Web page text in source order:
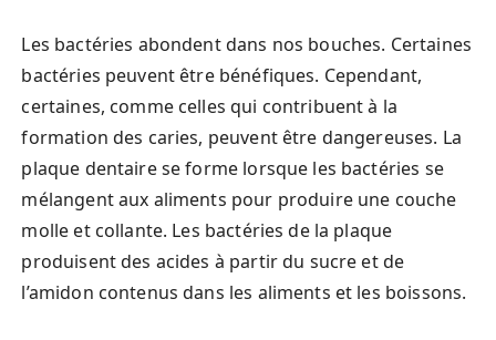
Les bactéries abondent dans nos bouches. Certaines
bactéries peuvent être bénéfiques. Cependant,
certaines, comme celles qui contribuent à la
formation des caries, peuvent être dangereuses. La
plaque dentaire se forme lorsque les bactéries se
mélangent aux aliments pour produire une couche
molle et collante. Les bactéries de la plaque
produisent des acides à partir du sucre et de
l’amidon contenus dans les aliments et les boissons.